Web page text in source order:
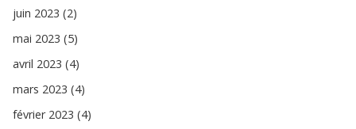
juin 2023 (2)
mai 2023 (5)
avril 2023 (4)
mars 2023 (4)
février 2023 (4)